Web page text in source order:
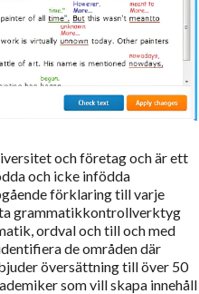
och företag och är ett
och icke infödda
förklaring till varje
grammatikkontrollverktyg
ordval och till och med
de områden där
översättning till över 50
som vill skapa innehåll